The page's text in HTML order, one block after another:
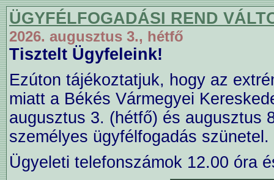
ÜGYFÉLFOGADÁSI REND
2026. augusztus 3., hétfő
Tisztelt Ügyfeleink!
Ezúton tájékoztatjuk, hogy az
miatt a Békés Vármegyei
augusztus 3. (hétfő) és augusztus
személyes ügyfélfogadás szünetel.
Ügyeleti telefonszámok 12.00 óra